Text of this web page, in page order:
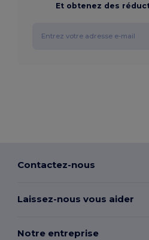
Et obtenez des
Contactez-nous
Laissez-nous vous aider
Notre entreprise